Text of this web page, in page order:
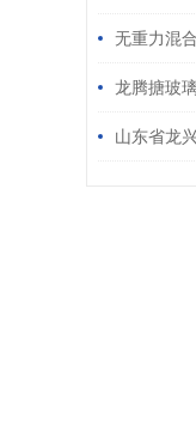
无重力混
龙腾搪玻
山东省龙